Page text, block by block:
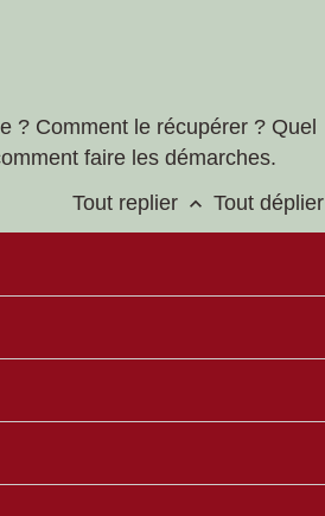
? Comment le récupérer ? Quel
faire les démarches.
Tout replier keyboard_arrow_up Tout déplier